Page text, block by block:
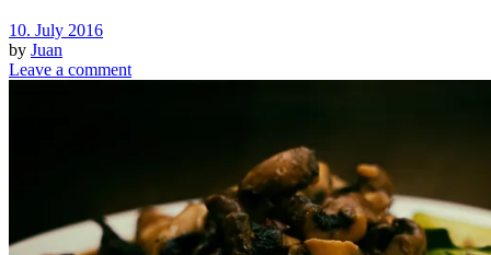
10. July 2016
by Juan
Leave a comment